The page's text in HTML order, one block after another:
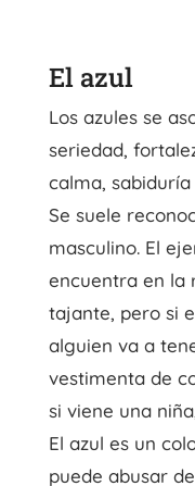
El azul
Los azules se
seriedad,
calma,
Se suele
masculino. El
encuentra en la
tajante, pero si
alguien va a
vestimenta de
si viene una
El azul es un
puede abusar